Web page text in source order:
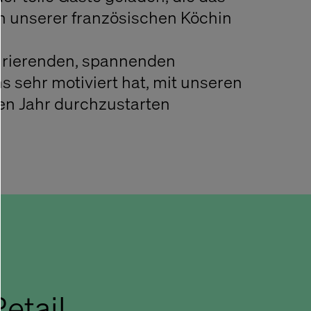
unserer französischen Köchin
spannenden
sehr motiviert hat, mit unseren
Jahr durchzustarten